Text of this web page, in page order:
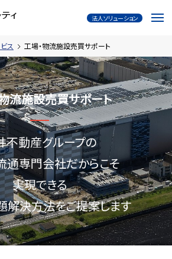
法人ソリューション
ス 工場・物流施設売買サポート
流施設売買サポート
不動産グループの
通専門会社だからこそ
実現できる
解決方法をご提案します